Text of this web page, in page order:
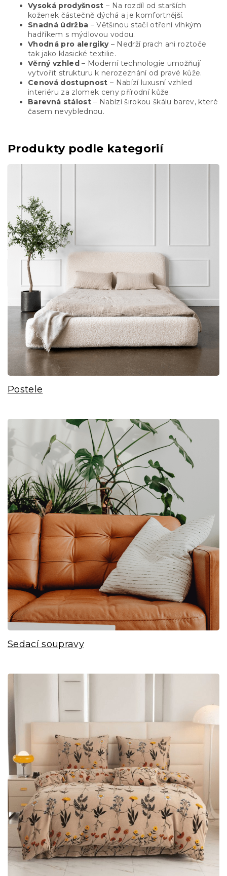
Vysoká prodyšnost – Na rozdíl od starších
koženek částečně dýchá a je komfortnější.
Snadná údržba – Většinou stačí otření vlhkým
hadříkem s mýdlovou vodou.
Vhodná pro alergiky– Nedrží prach ani roztoče
tak jako klasické textilie.
Věrný vzhled – Moderní technologie umožňují
vytvořit strukturu k nerozeznání od pravé kůže.
Cenová dostupnost – Nabízí luxusní vzhled
interiéru za zlomek ceny přírodní kůže.
Barevná stálost – Nabízí širokou škálu barev, které
časem nevyblednou.
Produkty podle kategorií
Postele
Sedací soupravy